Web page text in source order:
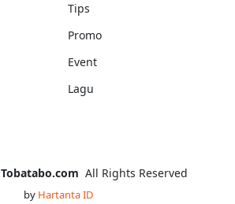
Tips
Promo
Event
Lagu
Tobatabo.com All Rights Reserved
by Hartanta ID